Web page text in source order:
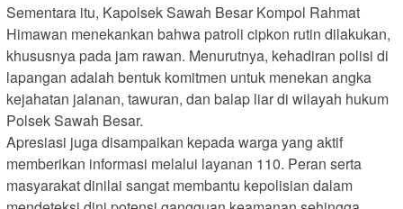
Sementara itu, Kapolsek Sawah Besar Kompol Rahmat
Himawan menekankan bahwa patroli cipkon rutin dilakukan,
khususnya pada jam rawan. Menurutnya, kehadiran polisi di
lapangan adalah bentuk komitmen untuk menekan angka
kejahatan jalanan, tawuran, dan balap liar di wilayah hukum
Polsek Sawah Besar.
Apresiasi juga disampaikan kepada warga yang aktif
memberikan informasi melalui layanan 110. Peran serta
masyarakat dinilai sangat membantu kepolisian dalam